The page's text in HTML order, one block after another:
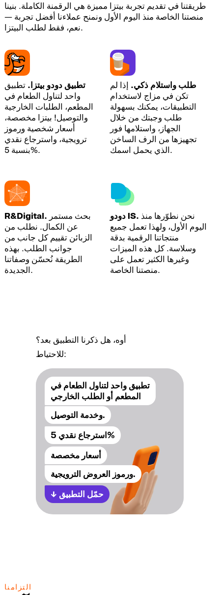
طريقتنا في تقديم تجربة بيتزا مميزة هي الرقمنة الكاملة. بنينا
منصتنا الخاصة منذ اليوم الأول ونمنح عملاءنا أفضل تجربة —
نعم، فقط لطلب البيتزا.
تطبيق دودو بيتزا. تطبيق
واحد لتناول الطعام في
المطعم، الطلبات الخارجية
والتوصيل! بيتزا مخصصة،
أسعار شخصية ورموز
ترويجية، واسترجاع نقدي
بنسبة 5%.
طلب واستلام ذكي. إذا لم
تكن في مزاج لاستخدام
التطبيقات، يمكنك بسهولة
طلب وجبتك من خلال
الجهاز، واستلامها فور
تجهيزها من الرف الساخن
الذي يحمل اسمك.
R&Digital. بحث مستمر
عن الكمال. نطلب من
الزبائن تقييم كل جانب من
جوانب الطلب. بهذه
الطريقة نُحسّن وصفاتنا
الجديدة.
دودو IS. نحن نطوّرها منذ
اليوم الأول، ولهذا تعمل جميع
منتجاتنا الرقمية بدقة
وسلاسة. كل هذه الميزات
وغيرها الكثير تعمل على
منصتنا الخاصة.
أوه، هل ذكرنا التطبيق بعد؟
للاحتياط:
تطبيق واحد لتناول الطعام في
المطعم أو الطلب الخارجي
وخدمة التوصيل.
استرجاع نقدي 5%
أسعار مخصصة
ورموز العروض الترويجية.
↓ حمّل التطبيق
التزامنا